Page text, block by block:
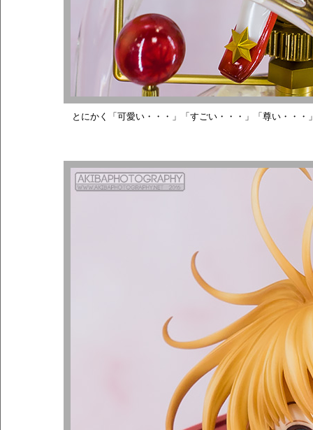
とにかく「可愛い・・・」「すごい・・・」「尊い・・